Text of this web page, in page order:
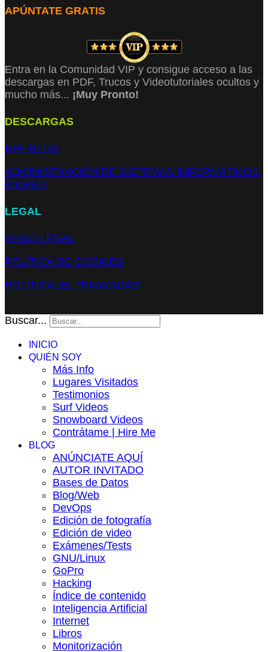
APÚNTATE GRATIS
Entra en la Comunidad VIP y consigue acceso a las
descargas en PDF, Trucos y Videotutoriales ocultos y
mucho más... ¡Muy Pronto!
DESCARGAS
RPF BLOG
ADMINISTRACIÓN DE SISTEMAS INFORMÁTICOS
EN RED
LEGAL
AVISO LEGAL
POLÍTICA DE COOKIES
POLÍTICA DE PRIVACIDAD
Buscar...
INICIO
QUIÉN SOY
Más Info
Lugares Visitados
Testimonios
Surf Videos
Snowboard Videos
Contrátame | Hire Me
BLOG
ANÚNCIATE AQUÍ
AUTOR INVITADO
Bases de Datos
Blog/Web
DevOps
Edición de fotografía
Edición de video
Exámenes/Tests
GNU/Linux
GoPro
Hacking
Índice de contenido
Inteligencia Artificial
Internet
Libros
Monitorización